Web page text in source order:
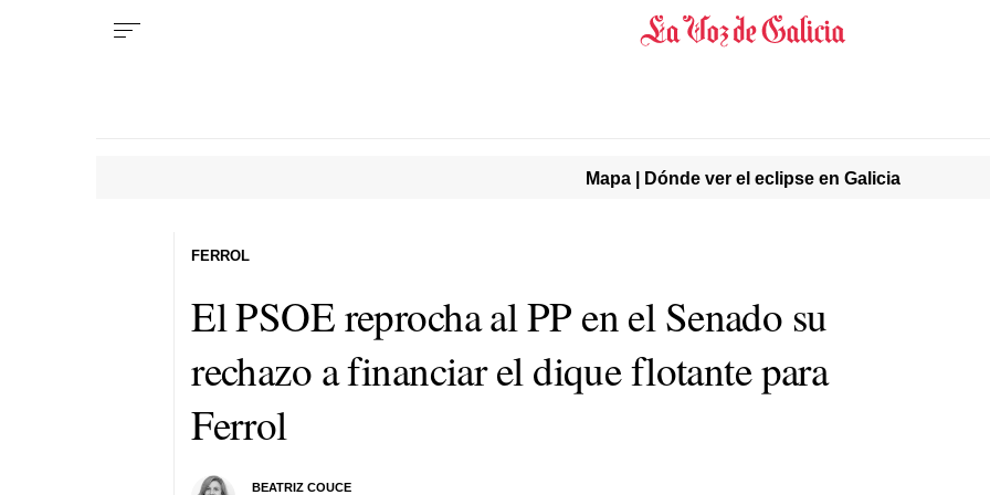
Mapa | Dónde ver el eclipse en Galicia
El PSOE reprocha al PP en el Senado su
rechazo a financiar el dique flotante para
Ferrol
BEATRIZ COUCE
FERROL